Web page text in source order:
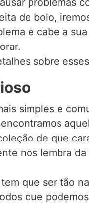
problemas
de bolo,
e cabe a
sobre
simples e
de que
nos lembra
que ser tão
que